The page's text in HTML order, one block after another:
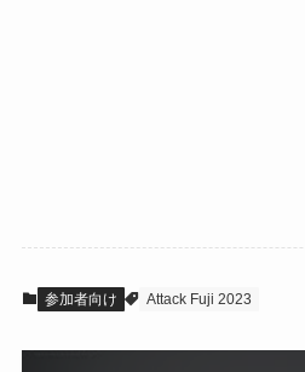
参加者向け Attack Fuji 2023